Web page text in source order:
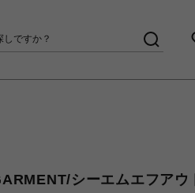
シーエムエフアウ